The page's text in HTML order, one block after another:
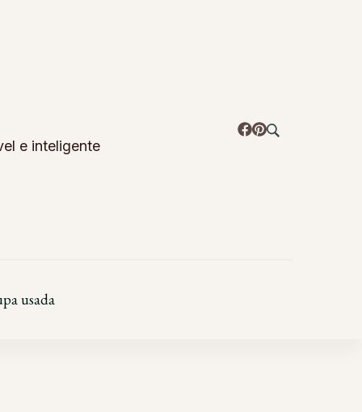
e inteligente
usada